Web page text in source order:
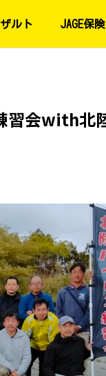
ルト JAGE保
習会with北